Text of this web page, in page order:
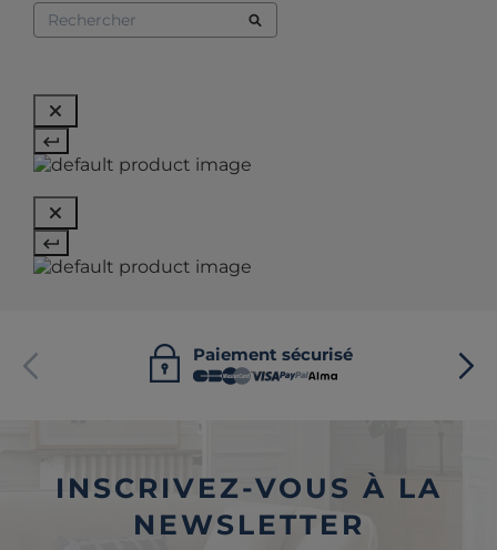
Paiement sécurisé
INSCRIVEZ-VOUS À LA
NEWSLETTER